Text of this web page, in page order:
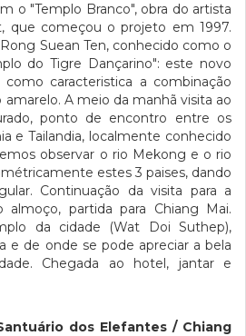
o "Templo Branco", obra do artista
que começou o projeto em 1997.
Suean Ten, conhecido como o
do Tigre Dançarino": este novo
caracteristica a combinação
A meio da manhã visita ao
ponto de encontro entre os
e Tailandia, localmente conhecido
observar o rio Mekong e o rio
estes 3 paises, dando
Continuação da visita para a
almoço, partida para Chiang Mai.
da cidade (Wat Doi Suthep),
e de onde se pode apreciar a bela
Chegada ao hotel, jantar e
dos Elefantes / Chiang